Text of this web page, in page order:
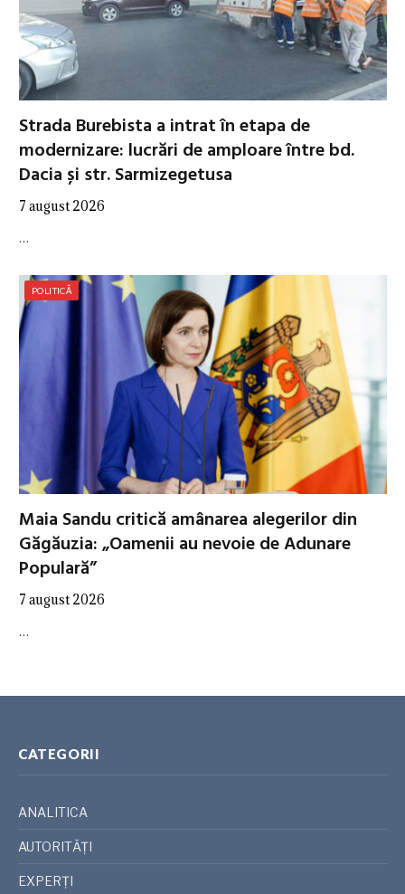
Strada Burebista a intrat în etapa de
modernizare: lucrări de amploare între bd.
Dacia și str. Sarmizegetusa
7 august 2026
…
POLITICĂ
Maia Sandu critică amânarea alegerilor din
Găgăuzia: „Oamenii au nevoie de Adunare
Populară”
7 august 2026
…
CATEGORII
ANALITICA
AUTORITĂȚI
EXPERȚI